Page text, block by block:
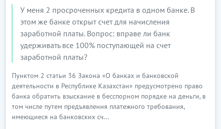
У меня 2 просроченных кредита в одном банке. В
этом же банке открыт счет для начисления
заработной платы. Вопрос: вправе ли банк
удерживать все 100% поступающей на счет
заработной платы?
Пунктом 2 статьи 36 Закона «О банках и банковской
деятельности в Республике Казахстан» предусмотрено право
банка обратить взыскание в бесспорном порядке на деньги, в
том числе путем предъявления платежного требования,
имеющиеся на банковских сч...